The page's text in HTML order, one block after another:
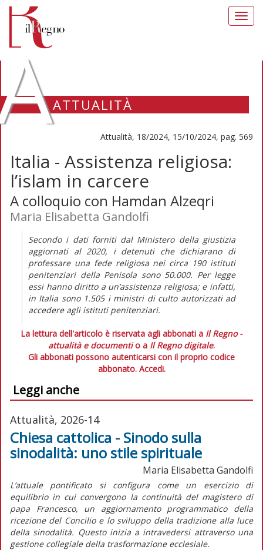
ATTUALITÀ
Attualità, 18/2024, 15/10/2024, pag. 569
Italia - Assistenza religiosa:
l’islam in carcere
A colloquio con Hamdan Alzeqri
Maria Elisabetta Gandolfi
Secondo i dati forniti dal Ministero della giustizia
aggiornati al 2020, i detenuti che dichiarano di
professare una fede religiosa nei circa 190 istituti
penitenziari della Penisola sono 50.000. Per legge
essi hanno diritto a un’assistenza religiosa; e infatti,
in Italia sono 1.505 i ministri di culto autorizzati ad
accedere agli istituti penitenziari.
La lettura dell'articolo è riservata agli abbonati a Il Regno -
attualità e documentio a Il Regno digitale.
Gli abbonati possono autenticarsi con il proprio codice
abbonato. Accedi.
Leggi anche
Attualità, 2026-14
Chiesa cattolica - Sinodo sulla
sinodalità: uno stile spirituale
Maria Elisabetta Gandolfi
L’attuale pontificato si configura come un esercizio di
equilibrio in cui convergono la continuità del magistero di
papa Francesco, un aggiornamento programmatico della
ricezione del Concilio e lo sviluppo della tradizione alla luce
della sinodalità. Questo inizia a intravedersi attraverso una
gestione collegiale della trasformazione ecclesiale.